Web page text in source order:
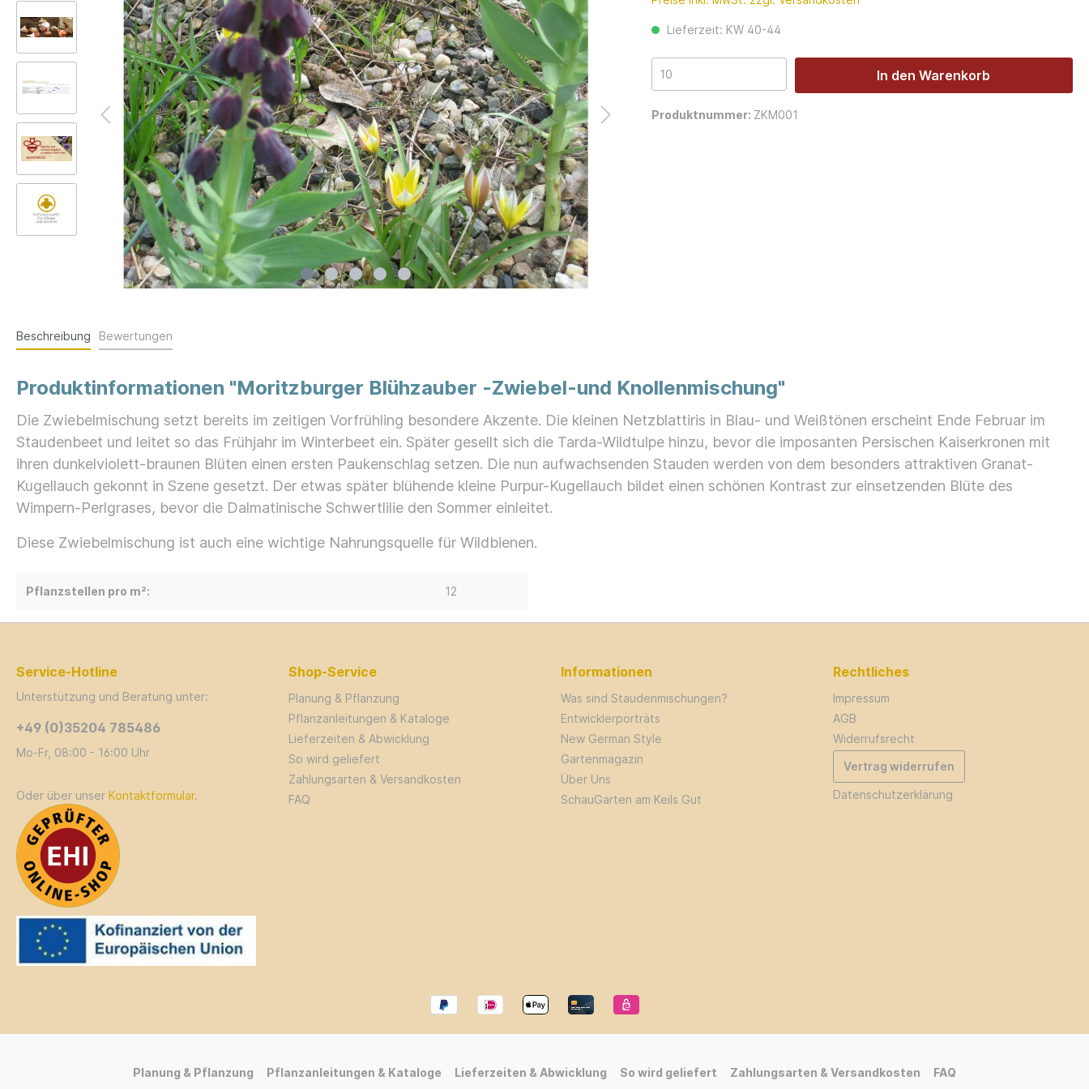
Lieferzeit: KW 40-44
In den Warenkorb
Produktnummer: ZKM001
Beschreibung Bewertungen
Produktinformationen "Moritzburger Blühzauber -Zwiebel-und Knollenmischung"
Die Zwiebelmischung setzt bereits im zeitigen Vorfrühling besondere Akzente. Die kleinen Netzblattiris in Blau- und Weißtönen erscheint Ende Februar im
Staudenbeet und leitet so das Frühjahr im Winterbeet ein. Später gesellt sich die Tarda-Wildtulpe hinzu, bevor die imposanten Persischen Kaiserkronen mit
ihren dunkelviolett-braunen Blüten einen ersten Paukenschlag setzen. Die nun aufwachsenden Stauden werden von dem besonders attraktiven Granat-
Kugellauch gekonnt in Szene gesetzt. Der etwas später blühende kleine Purpur-Kugellauch bildet einen schönen Kontrast zur einsetzenden Blüte des
Wimpern-Perlgrases, bevor die Dalmatinische Schwertlilie den Sommer einleitet.
Diese Zwiebelmischung ist auch eine wichtige Nahrungsquelle für Wildbienen.
Pflanzstellen pro m²: 12
Service-Hotline
Unterstützung und Beratung unter:
+49 (0)35204 785486
Mo-Fr, 08:00 - 16:00 Uhr
Oder über unser Kontaktformular.
Shop-Service
Planung & Pflanzung
Pflanzanleitungen & Kataloge
Lieferzeiten & Abwicklung
So wird geliefert
Zahlungsarten & Versandkosten
FAQ
Informationen
Was sind Staudenmischungen?
Entwicklerporträts
New German Style
Gartenmagazin
Über Uns
SchauGarten am Keils Gut
Rechtliches
Impressum
AGB
Widerrufsrecht
Vertrag widerrufen
Datenschutzerklärung
Planung & Pflanzung Pflanzanleitungen & Kataloge Lieferzeiten & Abwicklung So wird geliefert Zahlungsarten & Versandkosten FAQ